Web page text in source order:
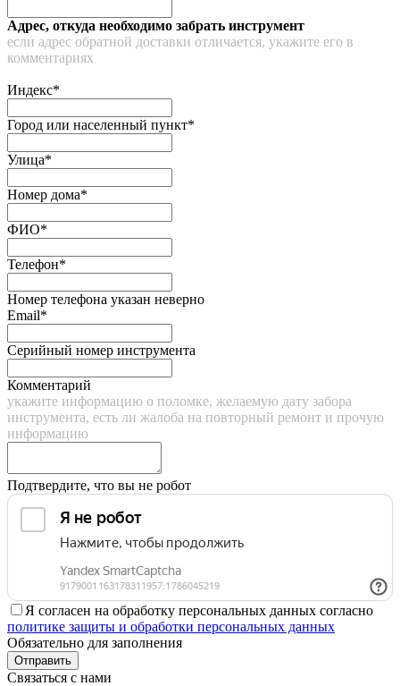
Адрес, откуда необходимо забрать инструмент
если адрес обратной доставки отличается, укажите его в
комментариях
Индекс*
Город или населенный пункт*
Улица*
Номер дома*
ФИО*
Телефон*
Номер телефона указан неверно
Email*
Серийный номер инструмента
Комментарий
укажите информацию о поломке, желаемую дату забора
инструмента, есть ли жалоба на повторный ремонт и прочую
информацию
Подтвердите, что вы не робот
Я согласен на обработку персональных данных согласно
политике защиты и обработки персональных данных
Обязательно для заполнения
Отправить
Связаться с нами